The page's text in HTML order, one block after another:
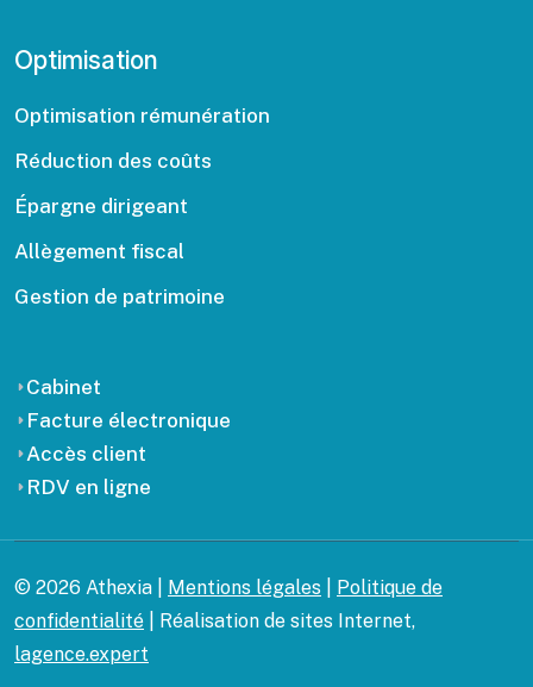
Optimisation
Optimisation rémunération
Réduction des coûts
Épargne dirigeant
Allègement fiscal
Gestion de patrimoine
Cabinet
Facture électronique
Accès client
RDV en ligne
© 2026 Athexia | Mentions légales
Politique de
confidentialité | Réalisation de sites Internet,
lagence.expert